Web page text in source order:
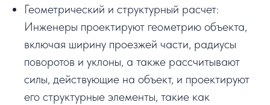
Геометрический и структурный расчет:
Инженеры проектируют геометрию объекта,
включая ширину проезжей части, радиусы
поворотов и уклоны, а также рассчитывают
силы, действующие на объект, и проектируют
его структурные элементы, такие как